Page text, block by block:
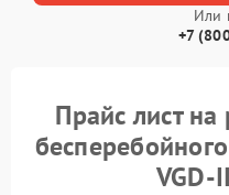
Или
+7
Прайс лист на
VGD-